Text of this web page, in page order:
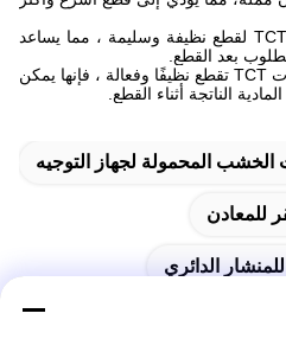
4قطع نظيفة: تم تصميم شفرات TCT لقطع نظيفة وسليمة ، مما يساعد
بعد القطع.
5تقليل النفايات المادية: لأن شفرات TCT تقطع نظيفًا وفعالة ، فإنها يمكن
الناتجة أثناء القطع.
المحمولة لجهاز التوجيه
للمعادن
الدائري